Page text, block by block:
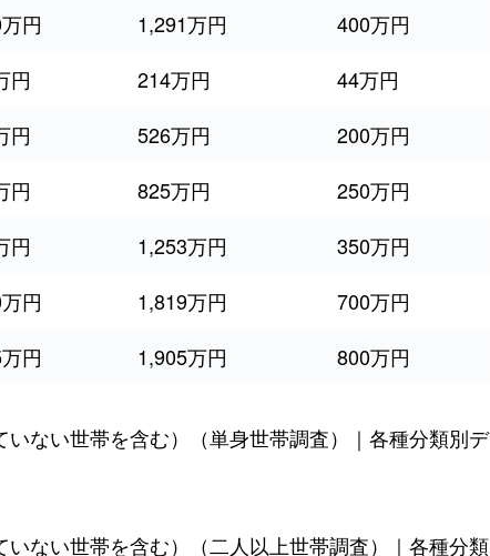
円 1,291万円
400万円
円 214万円
44万円
円 526万円
200万円
円 825万円
250万円
円 1,253万円
350万円
円 1,819万円
700万円
円 1,905万円 800万円
ない世帯を含む）（単身世帯調査）｜各種分類別デ
ない世帯を含む）（二人以上世帯調査）｜各種分類